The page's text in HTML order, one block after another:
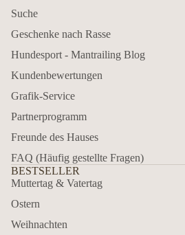
Suche
Geschenke nach Rasse
Hundesport - Mantrailing Blog
Kundenbewertungen
Grafik-Service
Partnerprogramm
Freunde des Hauses
FAQ (Häufig gestellte Fragen)
BESTSELLER
Muttertag & Vatertag
Ostern
Weihnachten